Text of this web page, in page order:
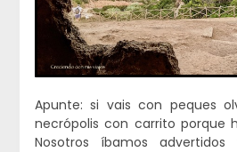
Apunte: si vais con peques
necrópolis con carrito porque
Nosotros íbamos